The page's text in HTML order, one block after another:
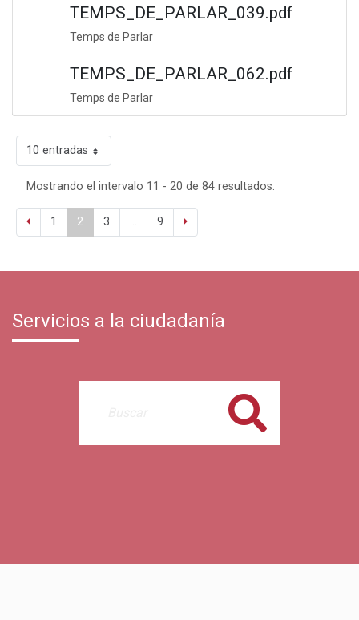
TEMPS_DE_PARLAR_039.pdf
Temps de Parlar
TEMPS_DE_PARLAR_062.pdf
Temps de Parlar
10 entradas
Mostrando el intervalo 11 - 20 de 84 resultados.
1 2 3 ... 9
Servicios a la ciudadanía
Buscar